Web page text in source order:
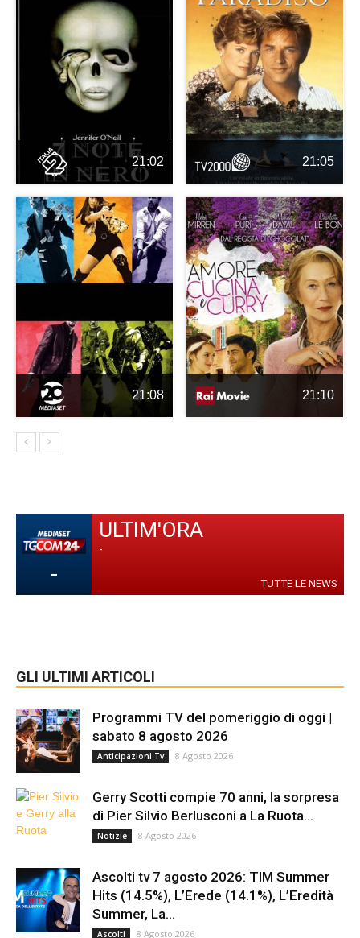
21:02 21:05
21:08 21:10
-
ULTIM'ORA
-
TUTTE LE NEWS
GLI ULTIMI ARTICOLI
Programmi TV del pomeriggio di oggi |
sabato 8 agosto 2026
Anticipazioni Tv 8 Agosto 2026
Gerry Scotti compie 70 anni, la sorpresa
di Pier Silvio Berlusconi a La Ruota...
Notizie 8 Agosto 2026
Ascolti tv 7 agosto 2026: TIM Summer
Hits (14.5%), L’Erede (14.1%), L’Eredità
Summer, La...
Ascolti 8 Agosto 2026